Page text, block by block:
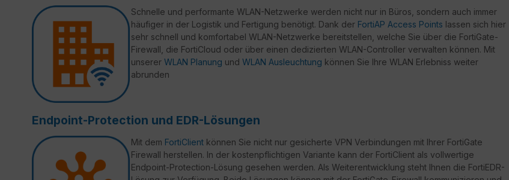
Schnelle und performante WLAN-Netzwerke werden nicht nur in Büros, sondern auch immer
häufiger in der Logistik und Fertigung benötigt. Dank der FortiAP Access Points lassen sich hier
sehr schnell und komfortabel WLAN-Netzwerke bereitstellen, welche Sie über die FortiGate-
Firewall, die FortiCloud oder über einen dedizierten WLAN-Controller verwalten können. Mit
unserer WLAN Planung und WLAN Ausleuchtung können Sie Ihre WLAN Erlebniss weiter
abrunden
Endpoint-Protection und EDR-Lösungen
Mit dem FortiClient können Sie nicht nur gesicherte VPN Verbindungen mit Ihrer FortiGate
Firewall herstellen. In der kostenpflichtigen Variante kann der FortiClient als vollwertige
Endpoint-Protection-Lösung gesehen werden. Als Weiterentwicklung steht Ihnen die FortiEDR-